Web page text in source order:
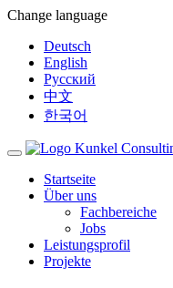
Change language
Deutsch
English
Русский
中文
한국어
Toggle
navigationStartseite
Über uns
Fachbereiche
Jobs
Leistungsprofil
Projekte